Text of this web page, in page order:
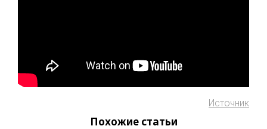
Источник
Похожие статьи